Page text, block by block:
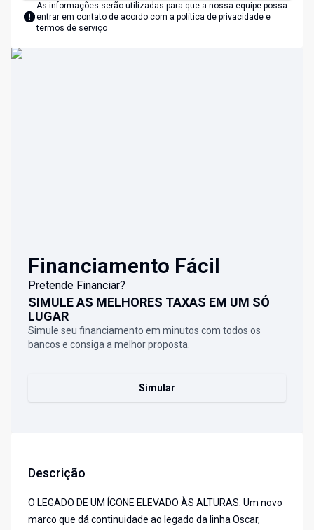
As informações serão utilizadas para que a nossa equipe possa
entrar em contato de acordo com a política de privacidade e
termos de serviço
Financiamento Fácil
Pretende Financiar?
SIMULE AS MELHORES TAXAS EM UM SÓ
LUGAR
Simule seu financiamento em minutos com todos os
bancos e consiga a melhor proposta.
Simular
Descrição
O LEGADO DE UM ÍCONE ELEVADO ÀS ALTURAS. Um novo
marco que dá continuidade ao legado da linha Oscar,